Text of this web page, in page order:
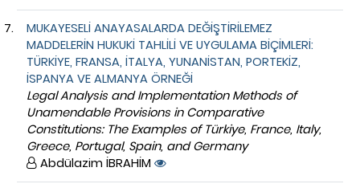
MUKAYESELİ ANAYASALARDA DEĞİŞTİRİLEMEZ
MADDELERİN HUKUKİ TAHLİLİ VE UYGULAMA BİÇİMLERİ:
TÜRKİYE, FRANSA, İTALYA, YUNANİSTAN, PORTEKİZ,
İSPANYA VE ALMANYA ÖRNEĞİ
Legal Analysis and Implementation Methods of
Unamendable Provisions in Comparative
Constitutions: The Examples of Türkiye, France, Italy,
Greece, Portugal, Spain, and Germany
Abdülazim İBRAHİM